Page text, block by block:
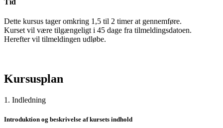
Dette kursus tager omkring 1,5 til 2 timer at gennemføre.
Kurset vil være tilgængeligt i 45 dage fra tilmeldingsdatoen.
Herefter vil tilmeldingen udløbe.
Kursusplan
1. Indledning
Introduktion og beskrivelse af kursets indhold